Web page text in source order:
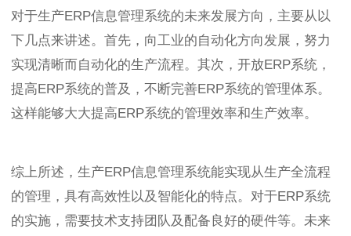
对于生产ERP信息管理系统的未来发展方向，主要从以
下几点来讲述。首先，向工业的自动化方向发展，努力
实现清晰而自动化的生产流程。其次，开放ERP系统，
提高ERP系统的普及，不断完善ERP系统的管理体系。
这样能够大大提高ERP系统的管理效率和生产效率。
综上所述，生产ERP信息管理系统能实现从生产全流程
的管理，具有高效性以及智能化的特点。对于ERP系统
的实施，需要技术支持团队及配备良好的硬件等。未来